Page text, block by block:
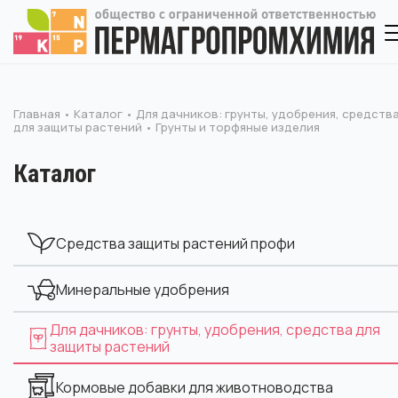
Главная Каталог
Для дачников: грунты, удобрения,
для защиты растений
Грунты и торфяные изделия
Каталог
Средства защиты растений профи
Минеральные удобрения
Для дачников: грунты, удобрения, средства для
защиты растений
Кормовые добавки для животноводства